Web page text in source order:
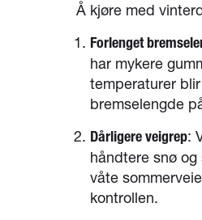
Å kjøre med
Forlenget
har mykere
temperaturer
bremselengde
Dårligere veigrep:
håndtere snø
våte
kontrollen.